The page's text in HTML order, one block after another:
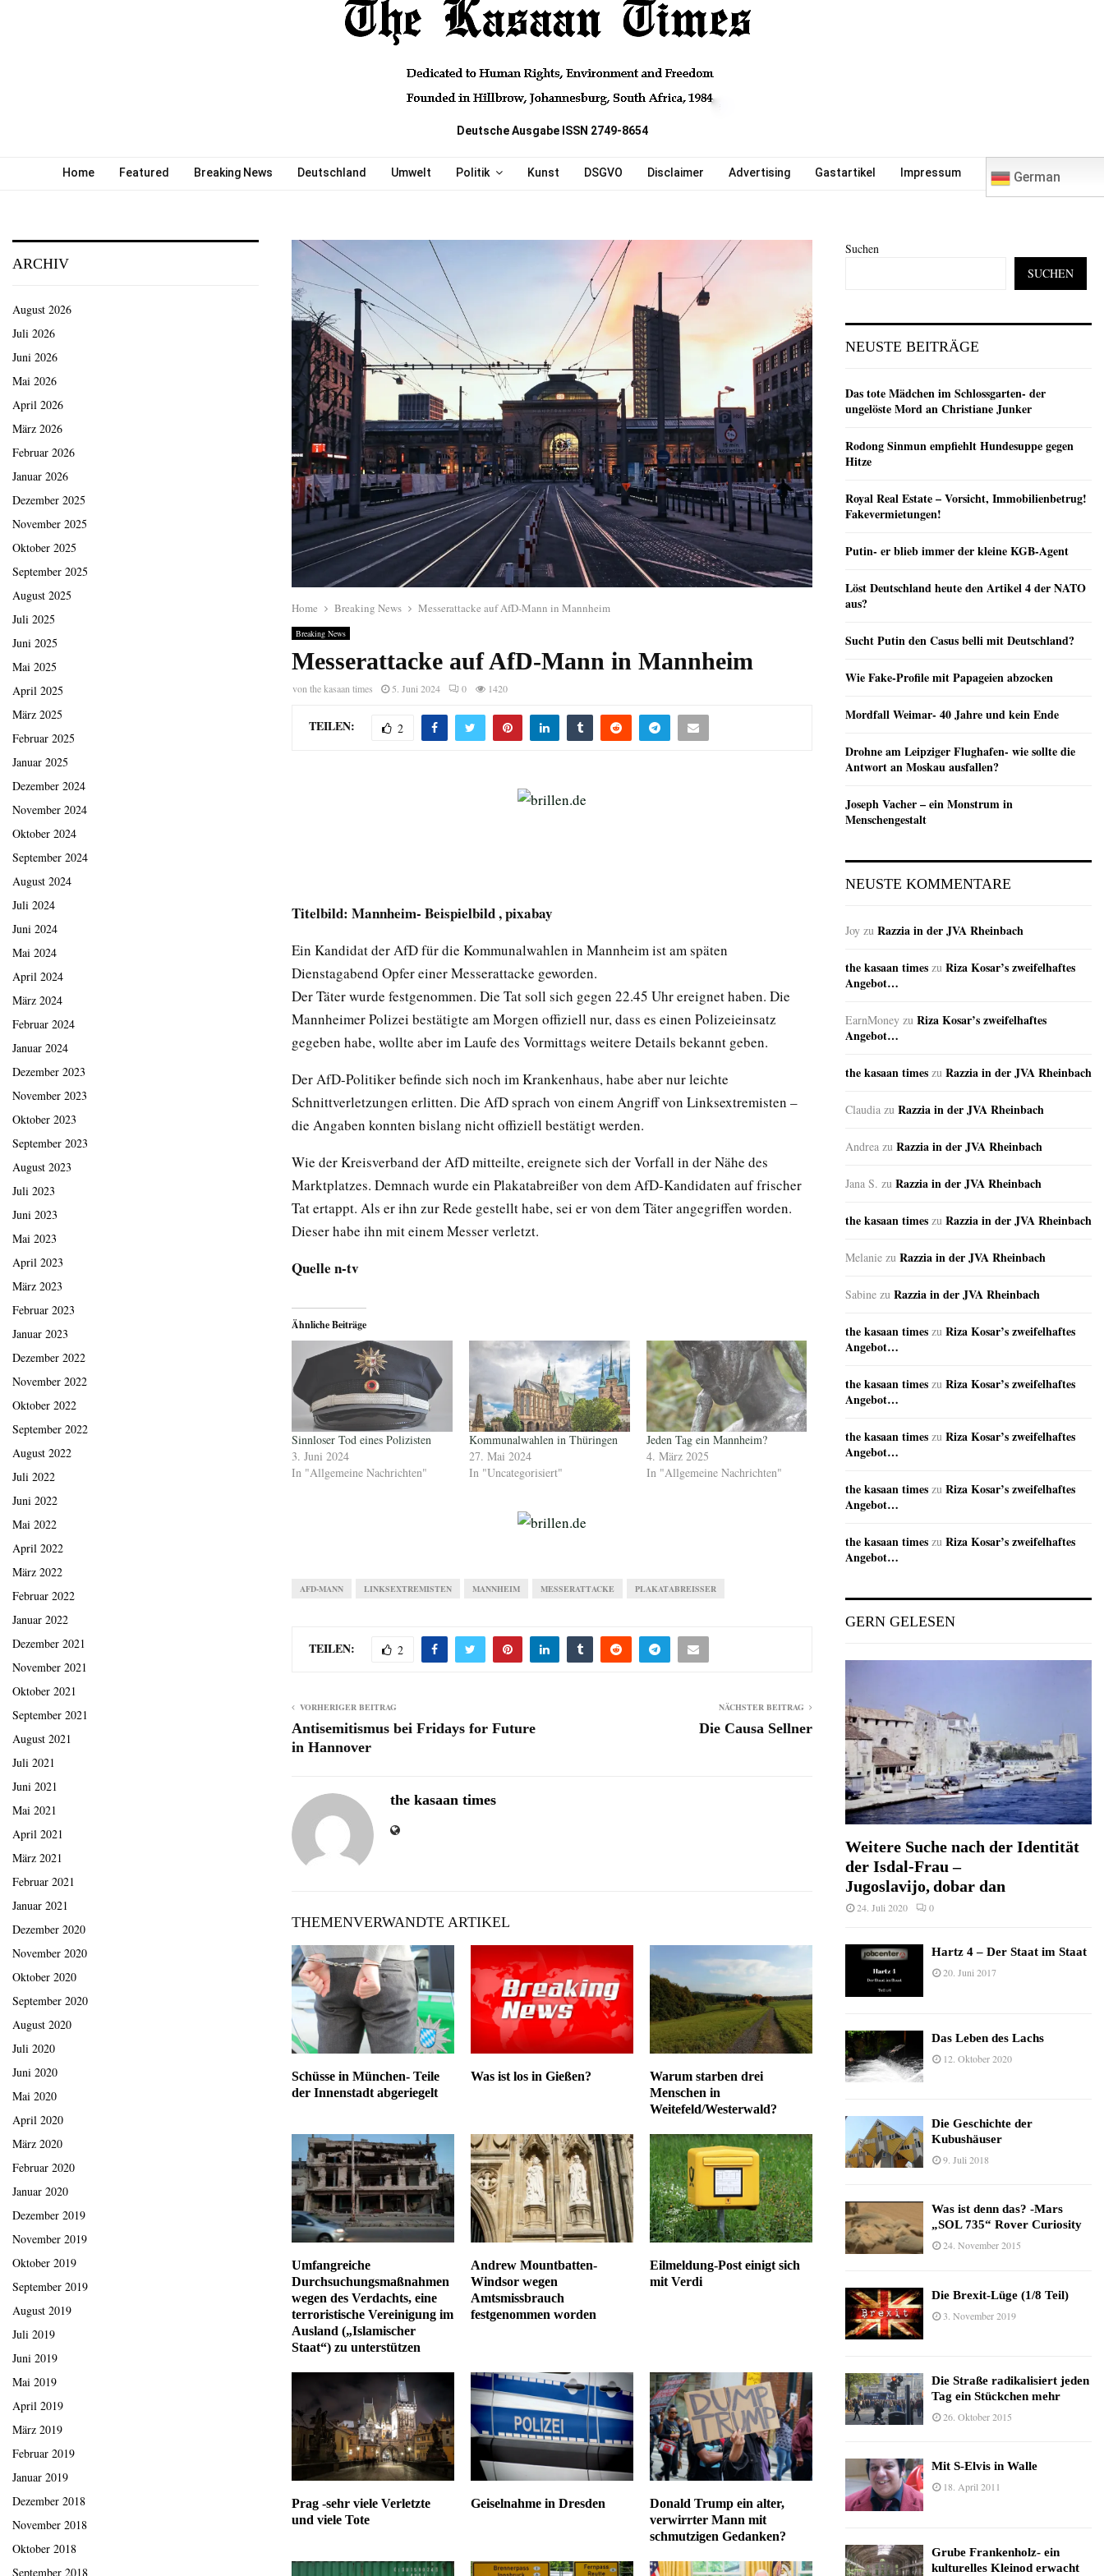
Deutsche Ausgabe ISSN 2749-8654
Home Featured Breaking News Deutschland Umwelt Politik Kunst DSGVO Disclaimer Advertising Gastartikel Impressum German
Home Breaking News Messerattacke auf AfD-Mann in Mannheim
Breaking News
Messerattacke auf AfD-Mann in Mannheim
von the kasaan times 5. Juni 2024 0 1420
TEILEN: 2
Titelbild: Mannheim- Beispielbild , pixabay
Ein Kandidat der AfD für die Kommunalwahlen in Mannheim ist am späten
Dienstagabend Opfer einer Messerattacke geworden.
Der Täter wurde festgenommen. Die Tat soll sich gegen 22.45 Uhr ereignet haben. Die
Mannheimer Polizei bestätigte am Morgen offiziell nur, dass es einen Polizeieinsatz
gegeben habe, wollte aber im Laufe des Vormittags weitere Details bekannt geben.
Der AfD-Politiker befinde sich noch im Krankenhaus, habe aber nur leichte
Schnittverletzungen erlitten. Die AfD sprach von einem Angriff von Linksextremisten –
die Angaben konnten bislang nicht offiziell bestätigt werden.
Wie der Kreisverband der AfD mitteilte, ereignete sich der Vorfall in der Nähe des
Marktplatzes. Demnach wurde ein Plakatabreißer von dem AfD-Kandidaten auf frischer
Tat ertappt. Als er ihn zur Rede gestellt habe, sei er von dem Täter angegriffen worden.
Dieser habe ihn mit einem Messer verletzt.
Quelle n-tv
Ähnliche Beiträge
Sinnloser Tod eines Polizisten
3. Juni 2024
In "Allgemeine Nachrichten"
Kommunalwahlen in Thüringen
27. Mai 2024
In "Uncategorisiert"
Jeden Tag ein Mannheim?
4. März 2025
In "Allgemeine Nachrichten"
AFD-MANN LINKSEXTREMISTEN MANNHEIM MESSERATTACKE PLAKATABREISSER
TEILEN: 2
VORHERIGER BEITRAG
Antisemitismus bei Fridays for Future
in Hannover
NÄCHSTER BEITRAG
Die Causa Sellner
the kasaan times
THEMENVERWANDTE ARTIKEL
Schüsse in München- Teile
der Innenstadt abgeriegelt
Was ist los in Gießen?
Warum starben drei
Menschen in
Weitefeld/Westerwald?
Umfangreiche
Durchsuchungsmaßnahmen
wegen des Verdachts, eine
terroristische Vereinigung im
Ausland („Islamischer
Staat“) zu unterstützen
Andrew Mountbatten-
Windsor wegen
Amtsmissbrauch
festgenommen worden
Eilmeldung-Post einigt sich
mit Verdi
Prag -sehr viele Verletzte
und viele Tote
Geiselnahme in Dresden
Donald Trump ein alter,
verwirrter Mann mit
schmutzigen Gedanken?
ARCHIV
August 2026
Juli 2026
Juni 2026
Mai 2026
April 2026
März 2026
Februar 2026
Januar 2026
Dezember 2025
November 2025
Oktober 2025
September 2025
August 2025
Juli 2025
Juni 2025
Mai 2025
April 2025
März 2025
Februar 2025
Januar 2025
Dezember 2024
November 2024
Oktober 2024
September 2024
August 2024
Juli 2024
Juni 2024
Mai 2024
April 2024
März 2024
Februar 2024
Januar 2024
Dezember 2023
November 2023
Oktober 2023
September 2023
August 2023
Juli 2023
Juni 2023
Mai 2023
April 2023
März 2023
Februar 2023
Januar 2023
Dezember 2022
November 2022
Oktober 2022
September 2022
August 2022
Juli 2022
Juni 2022
Mai 2022
April 2022
März 2022
Februar 2022
Januar 2022
Dezember 2021
November 2021
Oktober 2021
September 2021
August 2021
Juli 2021
Juni 2021
Mai 2021
April 2021
März 2021
Februar 2021
Januar 2021
Dezember 2020
November 2020
Oktober 2020
September 2020
August 2020
Juli 2020
Juni 2020
Mai 2020
April 2020
März 2020
Februar 2020
Januar 2020
Dezember 2019
November 2019
Oktober 2019
September 2019
August 2019
Juli 2019
Juni 2019
Mai 2019
April 2019
März 2019
Februar 2019
Januar 2019
Dezember 2018
November 2018
Oktober 2018
September 2018
Suchen
SUCHEN
NEUSTE BEITRÄGE
Das tote Mädchen im Schlossgarten- der
ungelöste Mord an Christiane Junker
Rodong Sinmun empfiehlt Hundesuppe gegen
Hitze
Royal Real Estate – Vorsicht, Immobilienbetrug!
Fakevermietungen!
Putin- er blieb immer der kleine KGB-Agent
Löst Deutschland heute den Artikel 4 der NATO
aus?
Sucht Putin den Casus belli mit Deutschland?
Wie Fake-Profile mit Papageien abzocken
Mordfall Weimar- 40 Jahre und kein Ende
Drohne am Leipziger Flughafen- wie sollte die
Antwort an Moskau ausfallen?
Joseph Vacher – ein Monstrum in
Menschengestalt
NEUSTE KOMMENTARE
Joy zu Razzia in der JVA Rheinbach
the kasaan times zu Riza Kosar’s zweifelhaftes
Angebot…
EarnMoney zu Riza Kosar’s zweifelhaftes
Angebot…
the kasaan times zu Razzia in der JVA Rheinbach
Claudia zu Razzia in der JVA Rheinbach
Andrea zu Razzia in der JVA Rheinbach
Jana S. zu Razzia in der JVA Rheinbach
the kasaan times zu Razzia in der JVA Rheinbach
Melanie zu Razzia in der JVA Rheinbach
Sabine zu Razzia in der JVA Rheinbach
the kasaan times zu Riza Kosar’s zweifelhaftes
Angebot…
the kasaan times zu Riza Kosar’s zweifelhaftes
Angebot…
the kasaan times zu Riza Kosar’s zweifelhaftes
Angebot…
the kasaan times zu Riza Kosar’s zweifelhaftes
Angebot…
the kasaan times zu Riza Kosar’s zweifelhaftes
Angebot…
GERN GELESEN
Weitere Suche nach der Identität
der Isdal-Frau –
Jugoslavijo, dobar dan
24. Juli 2020 0
Hartz 4 – Der Staat im Staat
20. Juni 2017
Das Leben des Lachs
12. Oktober 2020
Die Geschichte der
Kubushäuser
9. Juli 2018
Was ist denn das? -Mars
„SOL 735“ Rover Curiosity
24. November 2015
Die Brexit-Lüge (1/8 Teil)
3. November 2019
Die Straße radikalisiert jeden
Tag ein Stückchen mehr
26. Oktober 2015
Mit S-Elvis in Walle
18. April 2011
Grube Frankenholz- ein
kulturelles Kleinod erwacht